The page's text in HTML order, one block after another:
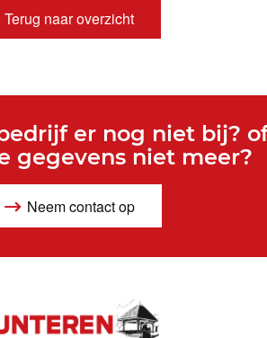
Terug naar overzicht
er nog niet bij?
gegevens niet meer?
Neem contact op